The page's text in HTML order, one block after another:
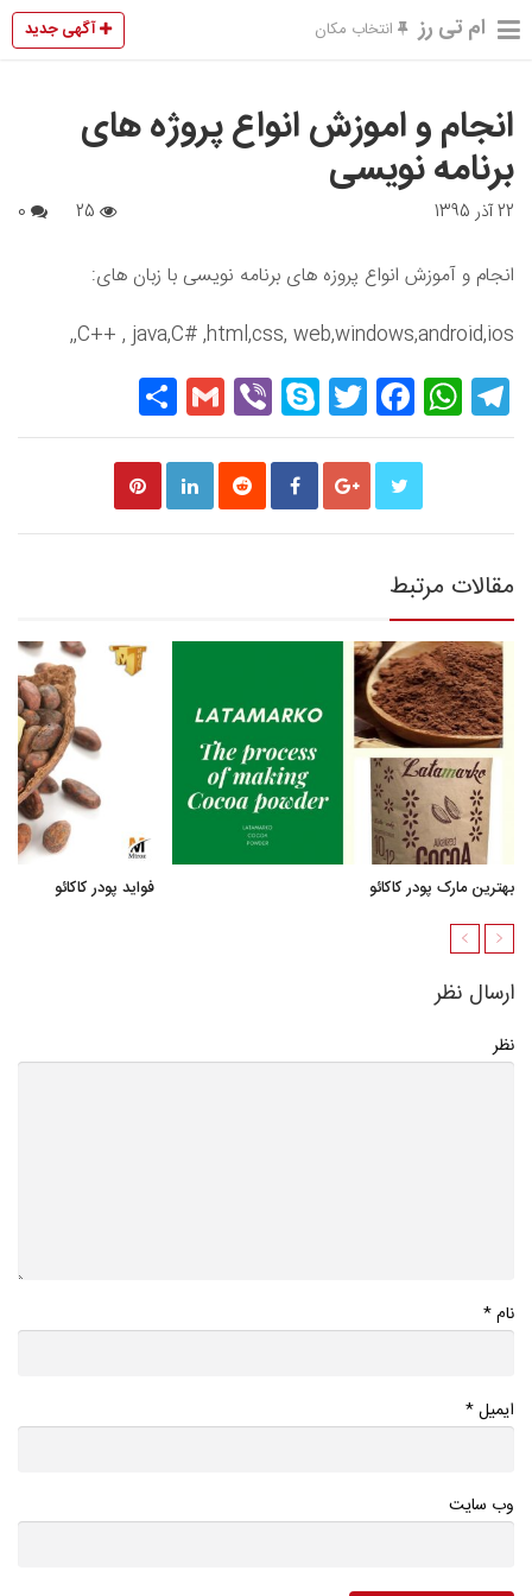
ام تی رز انتخاب مکان آگهی جدید
انجام و اموزش انواع پروژه های
برنامه نویسی
22 آذر 1395
انجام و آموزش انواع پروزه های برنامه نویسی با زبان های:
C++ , java,C# ,html,css, web,windows,android,ios,,
Telegram
WhatsApp
Facebook
Twitter
Skype
Viber
Gmail
مقالات مرتبط
بهترین مارک پودر کاکائو فواید پودر کاکائو
ارسال نظر
نظر
نام*
ایمیل*
وب سایت